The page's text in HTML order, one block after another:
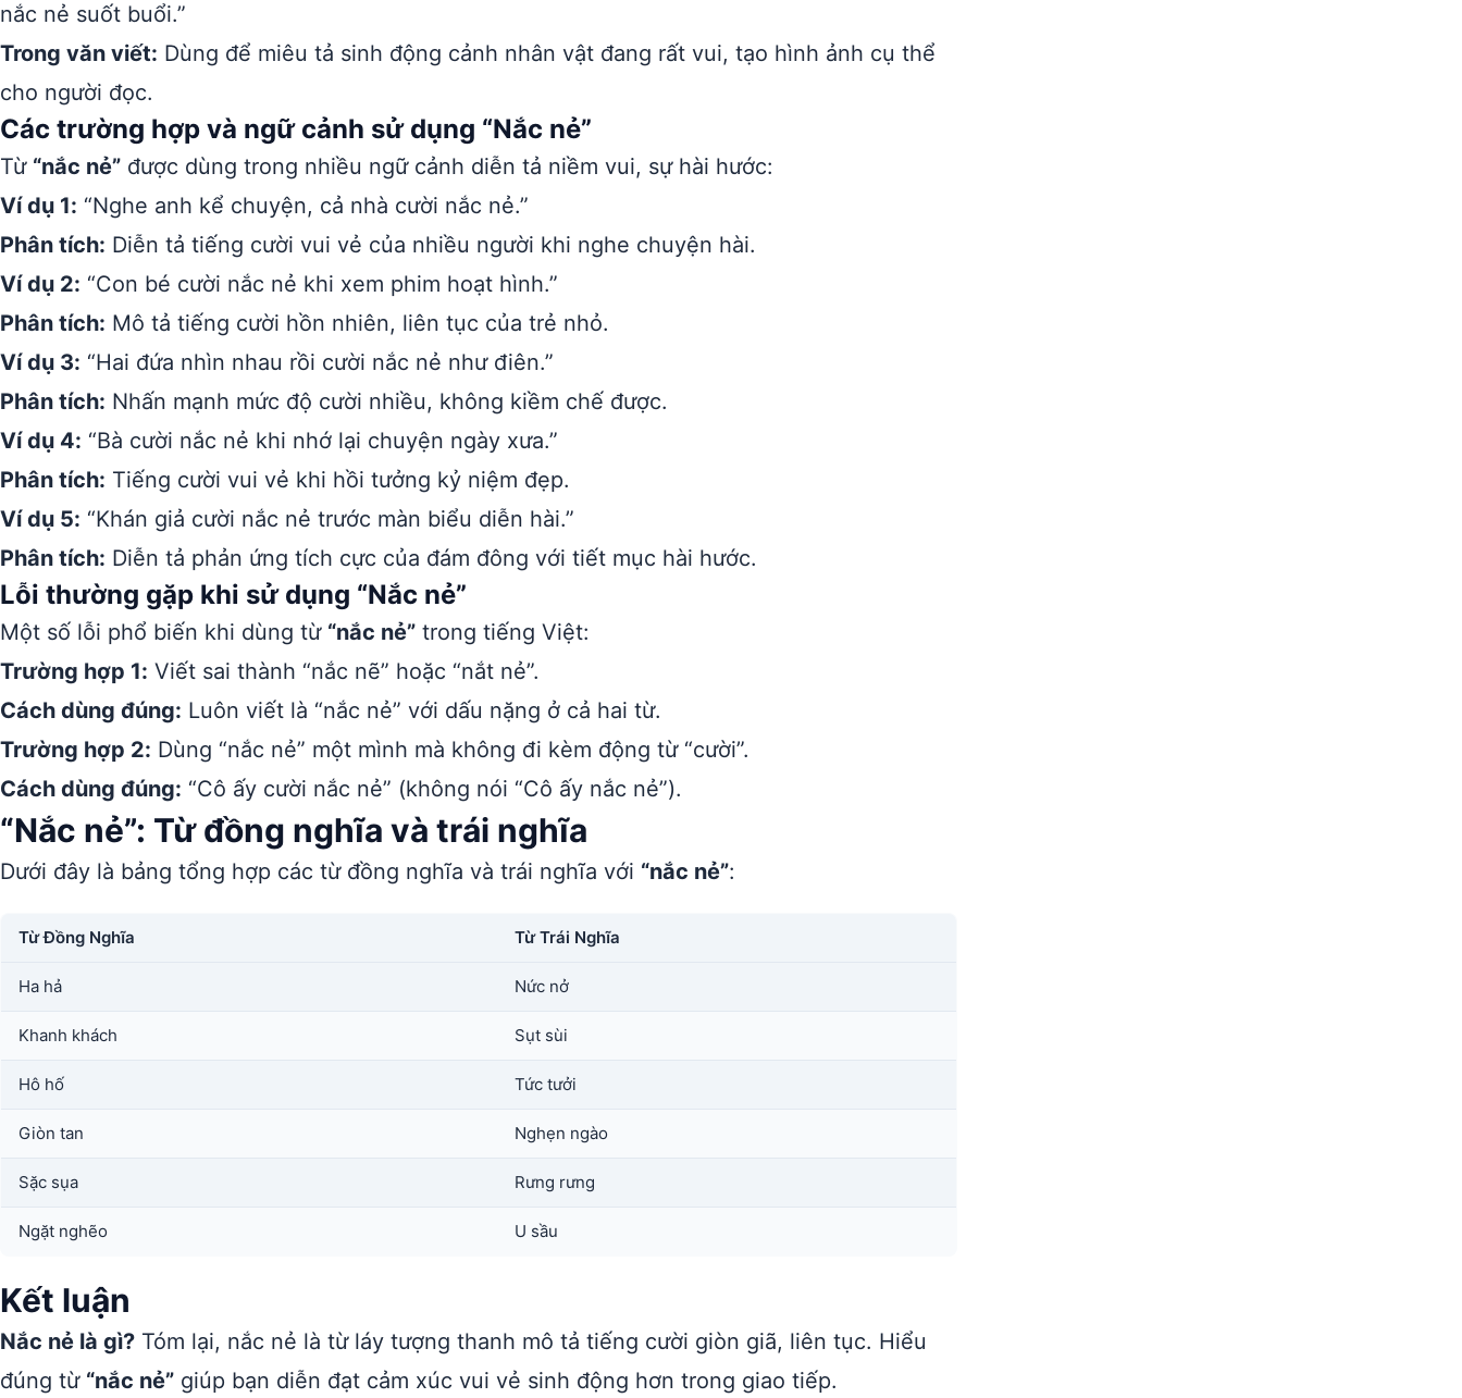
nắc nẻ suốt buổi.”
Trong văn viết: Dùng để miêu tả sinh động cảnh nhân vật đang rất vui, tạo hình ảnh cụ thể
cho người đọc.
Các trường hợp và ngữ cảnh sử dụng “Nắc nẻ”
Từ “nắc nẻ” được dùng trong nhiều ngữ cảnh diễn tả niềm vui, sự hài hước:
Ví dụ 1: “Nghe anh kể chuyện, cả nhà cười nắc nẻ.”
Phân tích: Diễn tả tiếng cười vui vẻ của nhiều người khi nghe chuyện hài.
Ví dụ 2: “Con bé cười nắc nẻ khi xem phim hoạt hình.”
Phân tích: Mô tả tiếng cười hồn nhiên, liên tục của trẻ nhỏ.
Ví dụ 3: “Hai đứa nhìn nhau rồi cười nắc nẻ như điên.”
Phân tích: Nhấn mạnh mức độ cười nhiều, không kiềm chế được.
Ví dụ 4: “Bà cười nắc nẻ khi nhớ lại chuyện ngày xưa.”
Phân tích: Tiếng cười vui vẻ khi hồi tưởng kỷ niệm đẹp.
Ví dụ 5: “Khán giả cười nắc nẻ trước màn biểu diễn hài.”
Phân tích: Diễn tả phản ứng tích cực của đám đông với tiết mục hài hước.
Lỗi thường gặp khi sử dụng “Nắc nẻ”
Một số lỗi phổ biến khi dùng từ “nắc nẻ” trong tiếng Việt:
Trường hợp 1: Viết sai thành “nắc nẽ” hoặc “nắt nẻ”.
Cách dùng đúng: Luôn viết là “nắc nẻ” với dấu nặng ở cả hai từ.
Trường hợp 2: Dùng “nắc nẻ” một mình mà không đi kèm động từ “cười”.
Cách dùng đúng: “Cô ấy cười nắc nẻ” (không nói “Cô ấy nắc nẻ”).
“Nắc nẻ”: Từ đồng nghĩa và trái nghĩa
Dưới đây là bảng tổng hợp các từ đồng nghĩa và trái nghĩa với “nắc nẻ”:
Từ Đồng Nghĩa Từ Trái Nghĩa
Ha hả Nức nở
Khanh khách Sụt sùi
Hô hố Tức tưởi
Giòn tan Nghẹn ngào
Sặc sụa Rưng rưng
Ngặt nghẽo U sầu
Kết luận
Nắc nẻ là gì? Tóm lại, nắc nẻ là từ láy tượng thanh mô tả tiếng cười giòn giã, liên tục. Hiểu
đúng từ “nắc nẻ” giúp bạn diễn đạt cảm xúc vui vẻ sinh động hơn trong giao tiếp.